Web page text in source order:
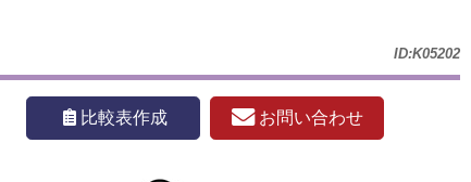
ID:K05202
比較表作成 お問い合わせ